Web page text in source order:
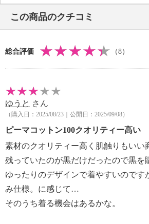
・タンブル乾燥：不可
・自然乾燥：日陰の吊り干し
・アイロン仕上げ：可（低温）
・ウエットクリーニング：可
【メンテナンス（ケアラベル）】
・水や汗などによる色落ち、色移り注
・摩擦による色落ち、色移り注意
【原産国（地）】
・中国製
この商品のクチコミ
総合評価 （8）
ゆうと さん
（購入日：2025/08/23｜公開日：2025/09/08）
ピーマコットン100クオリティー高い
素材のクオリティー高く肌触りもいい
残っていたのが黒だけだったので黒を
ゆったりのデザインで着やすいのです
み仕様。に感じて…
そのうち着る機会はあるかな。